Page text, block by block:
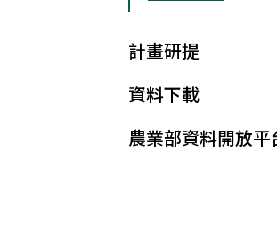
計畫研提
資料下載
農業部資料開放平